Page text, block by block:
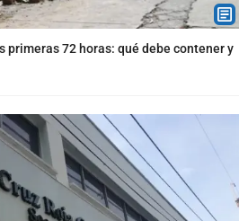
primeras 72 horas: qué debe contener y